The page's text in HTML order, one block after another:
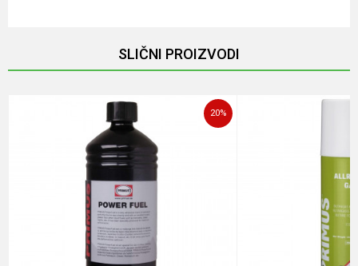
SLIČNI PROIZVODI
20%